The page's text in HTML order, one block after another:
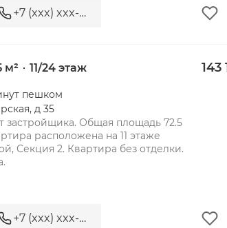
рядо
+7 (xxx) xxx-xx-xx
143
м² 11/24 этаж
пешком
д 35
застройщика. Общая площадь 72.5
расположена на 11 этаже
Секция 2. Квартира без отделки.
ряд
+7 (xxx) xxx-xx-xx